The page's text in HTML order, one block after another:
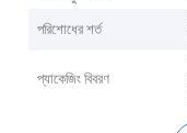
পরিশোধের শর্ত
প্যাকেজিং বিবরণ